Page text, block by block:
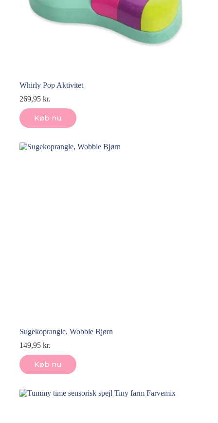
Whirly Pop Aktivitet
269,95 kr.
Køb nu
Sugekoprangle, Wobble Bjørn
149,95 kr.
Køb nu